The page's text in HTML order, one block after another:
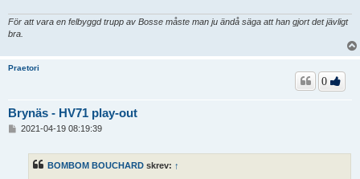
För att vara en felbyggd trupp av Bosse måste man ju ändå säga att han gjort det jävligt
bra.
Praetori
Brynäs - HV71 play-out
0
2021-04-19 08:19:39
BOMBOM BOUCHARD skrev: ↑